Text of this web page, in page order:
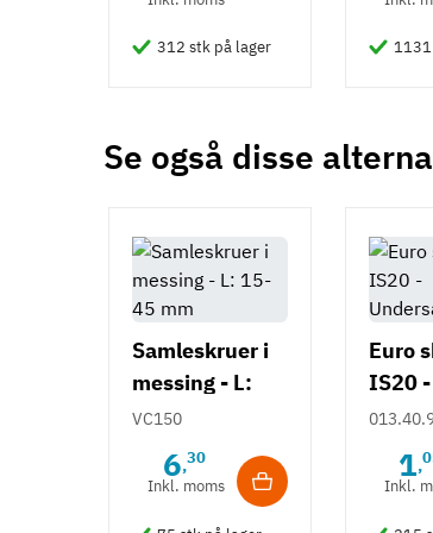
312 stk på lager
Se også disse
Samleskruer i
messing - L:
15-80 mm
VC150
6,30
Inkl. moms
Euro
IS20 -
1,
Inkl.